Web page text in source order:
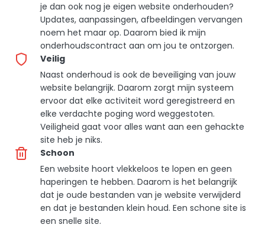
je dan ook nog je eigen website onderhouden?
Updates, aanpassingen, afbeeldingen vervangen
noem het maar op. Daarom bied ik mijn
onderhoudscontract aan om jou te ontzorgen.
Veilig
Naast onderhoud is ook de beveiliging van jouw
website belangrijk. Daarom zorgt mijn systeem
ervoor dat elke activiteit word geregistreerd en
elke verdachte poging word weggestoten.
Veiligheid gaat voor alles want aan een gehackte
site heb je niks.
Schoon
Een website hoort vlekkeloos te lopen en geen
haperingen te hebben. Daarom is het belangrijk
dat je oude bestanden van je website verwijderd
en dat je bestanden klein houd. Een schone site is
een snelle site.